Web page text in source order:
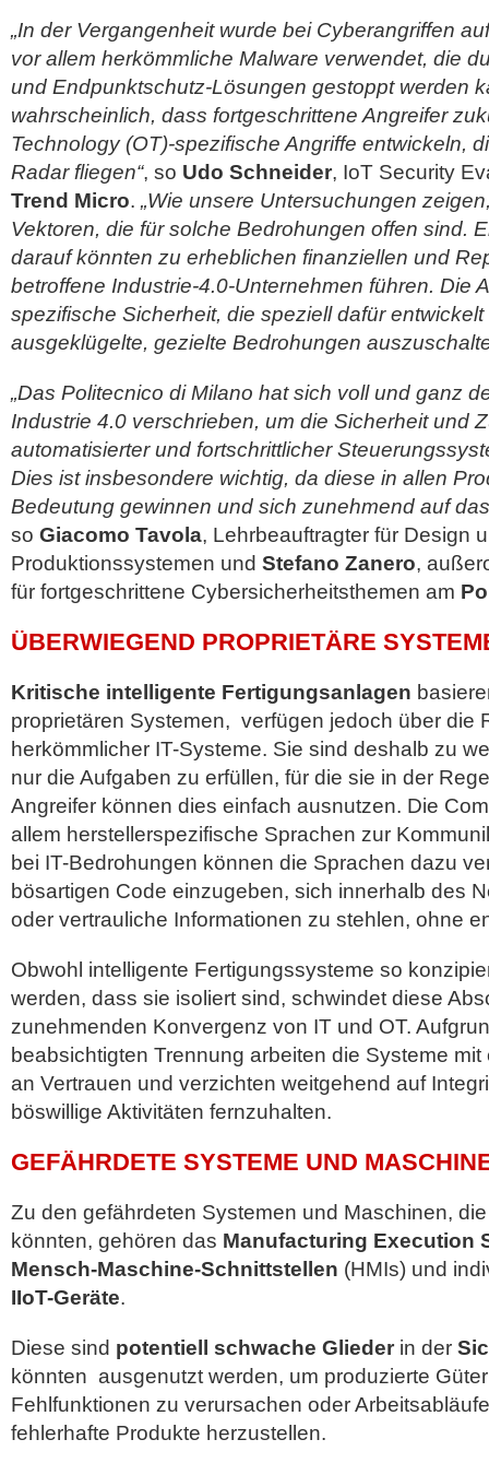
„In der Vergangenheit wurde bei Cyberangriffen
vor allem herkömmliche Malware verwendet, die
und Endpunktschutz-Lösungen gestoppt werden
wahrscheinlich, dass fortgeschrittene Angreifer
Technology (OT)-spezifische Angriffe entwickeln,
Radar fliegen“, so Udo Schneider, IoT Security
Trend Micro. „Wie unsere Untersuchungen
Vektoren, die für solche Bedrohungen offen sind.
darauf könnten zu erheblichen finanziellen und
betroffene Industrie-4.0-Unternehmen führen. Die
spezifische Sicherheit, die speziell dafür
ausgeklügelte, gezielte Bedrohungen
„Das Politecnico di Milano hat sich voll und ganz
Industrie 4.0 verschrieben, um die Sicherheit und
automatisierter und fortschrittlicher
Dies ist insbesondere wichtig, da diese in allen
Bedeutung gewinnen und sich zunehmend auf
so Giacomo Tavola, Lehrbeauftragter für Design
Produktionssystemen und Stefano Zanero,
für fortgeschrittene Cybersicherheitsthemen am
ÜBERWIEGEND PROPRIETÄRE
Kritische intelligente Fertigungsanlagen
proprietären Systemen, verfügen jedoch über die
herkömmlicher IT-Systeme. Sie sind deshalb zu
nur die Aufgaben zu erfüllen, für die sie in der
Angreifer können dies einfach ausnutzen. Die
allem herstellerspezifische Sprachen zur
bei IT-Bedrohungen können die Sprachen dazu
bösartigen Code einzugeben, sich innerhalb des
oder vertrauliche Informationen zu stehlen, ohne
Obwohl intelligente Fertigungssysteme so
werden, dass sie isoliert sind, schwindet diese
zunehmenden Konvergenz von IT und OT.
beabsichtigten Trennung arbeiten die Systeme
an Vertrauen und verzichten weitgehend auf
böswillige Aktivitäten fernzuhalten.
GEFÄHRDETE SYSTEME UND
Zu den gefährdeten Systemen und Maschinen,
könnten, gehören das Manufacturing Execution
Mensch-Maschine-Schnittstellen (HMIs) und
IIoT-Geräte.
Diese sind potentiell schwache Glieder in der
könnten ausgenutzt werden, um produzierte
Fehlfunktionen zu verursachen oder
fehlerhafte Produkte herzustellen.